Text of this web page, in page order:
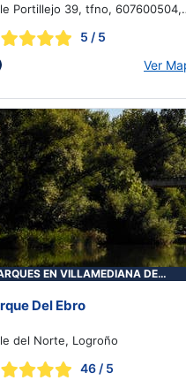
Portillejo 39, tfno, 607600504,
5 / 5
Ver
EN VILLAMEDIANA DE
Del Ebro
del Norte, Logroño
46 / 5